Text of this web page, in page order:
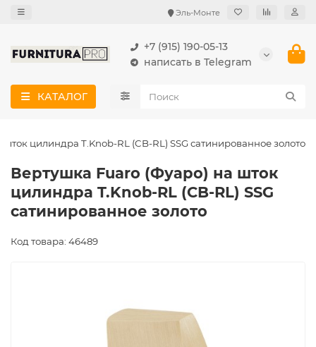
Эль-Монте
+7 (915) 190-05-13
написать в Telegram
КАТАЛОГ
цилиндра T.Knob-RL (CB-RL) SSG сатинированное золото
Вертушка Fuaro (Фуаро) на шток
цилиндра T.Knob-RL (CB-RL) SSG
сатинированное золото
Код товара: 46489